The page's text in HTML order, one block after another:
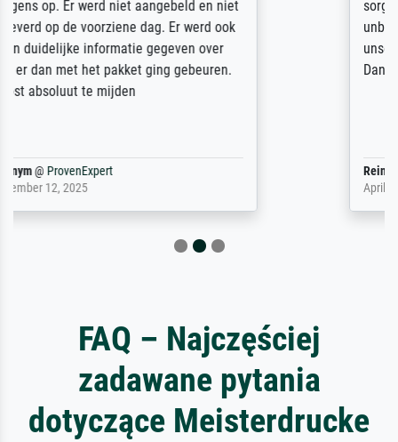
sorgfältig und sicher verpackt, so dass es
unbeschadet bei uns ankam. Es wird nicht
unser letzter Meisterdruck sein. Vielen
Dank!
Reinhold,
April 22, 2026
FAQ – Najczęściej
zadawane pytania
dotyczące Meisterdrucke